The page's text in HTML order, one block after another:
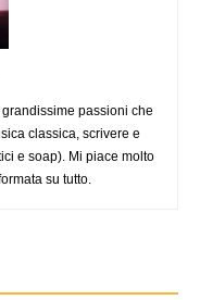
passioni che
classica, scrivere e
e soap). Mi piace molto
su tutto.